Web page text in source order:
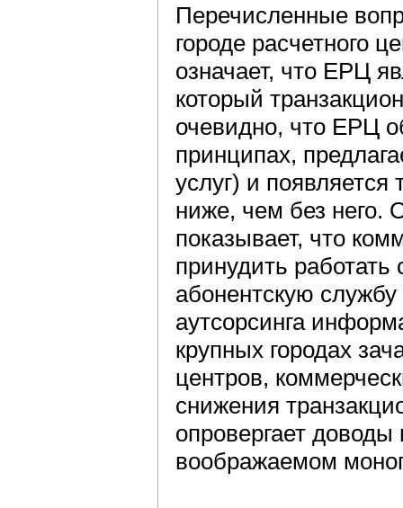
Перечисленные
городе расчетного
означает, что ЕРЦ
который
очевидно, что ЕРЦ
принципах,
услуг) и
ниже, чем без него.
показывает, что
принудить
абонентскую
аутсорсинга
крупных городах
центров,
снижения
опровергает
воображаемом